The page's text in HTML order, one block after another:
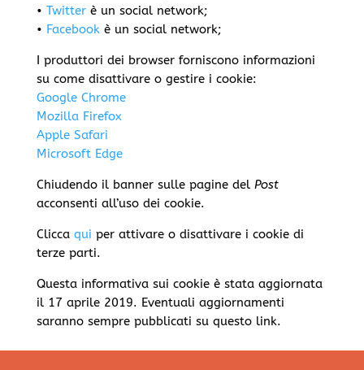
• Twitterè un social network;
• Facebookè un social network;
I produttori dei browser forniscono informazioni
su come disattivare o gestire i cookie:
Google Chrome
Mozilla Firefox
Apple Safari
Microsoft Edge
Chiudendo il banner sulle pagine del Post
acconsenti all’uso dei cookie.
Clicca qui per attivare o disattivare i cookie di
terze parti.
Questa informativa sui cookie è stata aggiornata
il 17 aprile 2019. Eventuali aggiornamenti
saranno sempre pubblicati su questo link.